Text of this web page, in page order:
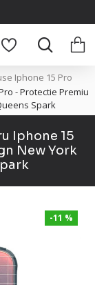
Iphone 15 Pro
- Protectie Premiu
Spark
Iphone 15
New York
-11 %